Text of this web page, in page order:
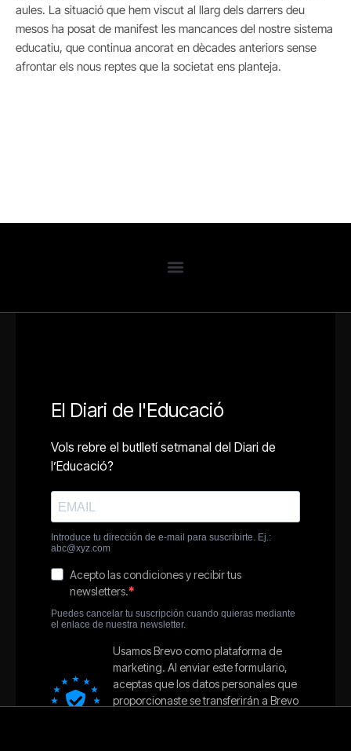
aules. La situació que hem viscut al llarg dels darrers deu
mesos ha posat de manifest les mancances del nostre sistema
educatiu, que continua ancorat en dècades anteriors sense
afrontar els nous reptes que la societat ens planteja.